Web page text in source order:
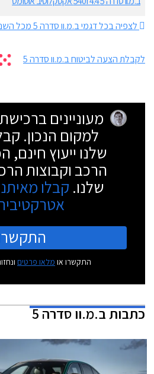
לצפיה בכל דגמי ב.מ.וו סדרה 5 מכל השנים
לקבלת הצעה לביטוח ב.מ.וו סדרה 5
מעוניינים
למקום הנכון.
שלנו ייעוץ חינם,
הרכב וקבוצות
שלנו. קבלו
התקשרו או מלאו פרטים
כתבותב.מ.וו סדרה 5